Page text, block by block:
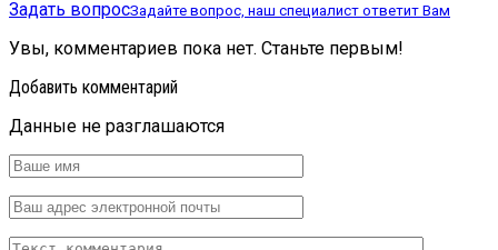
Задать вопросЗадайте вопрос, наш специалист ответит Вам
Увы, комментариев пока нет. Станьте первым!
Добавить комментарий
Данные не разглашаются